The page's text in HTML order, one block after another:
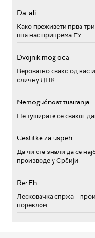
Da, ali...
Како преживети прва
шта нас припрема ЕУ
Dvojnik mog oca
Вероватно свако од нас
сличну ДНК
Nemogućnost tusiranja
Не туширате се сваког
Cestitke za uspeh
Да ли сте знали да се
производе у Србији
Re: Eh...
Лесковачка спржа –
пореклом